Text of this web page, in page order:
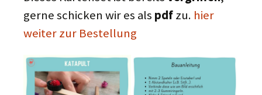
gerne schicken wir es als pdfzu. hier
weiter zur Bestellung